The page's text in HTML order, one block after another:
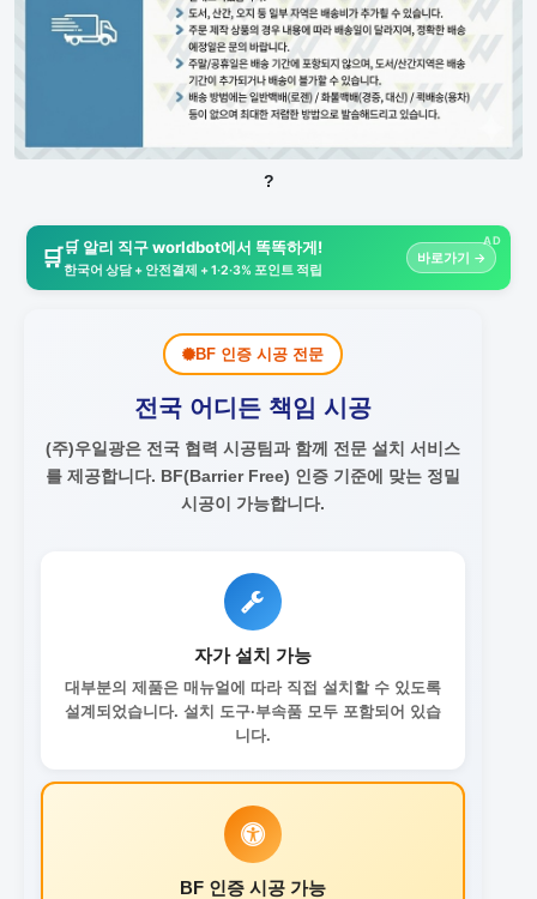
?
AD
🛒🛒 알리 직구 worldbot에서 똑똑하게!
한국어 상담 + 안전결제 + 1·2·3% 포인트 적립
바로가기 →
BF 인증 시공 전문
전국 어디든 책임 시공
(주)우일광은 전국 협력 시공팀과 함께 전문 설치 서비스
를 제공합니다. BF(Barrier Free) 인증 기준에 맞는 정밀
시공이 가능합니다.
자가 설치 가능
대부분의 제품은 매뉴얼에 따라 직접 설치할 수 있도록
설계되었습니다. 설치 도구·부속품 모두 포함되어 있습
니다.
BF 인증 시공 가능